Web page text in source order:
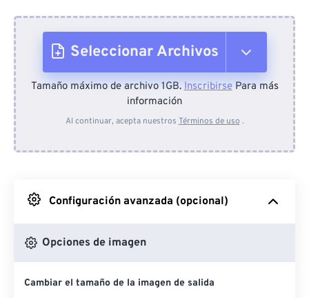
Seleccionar Archivos
Desde el dispositivo
Desde Google Drive
Desde OneDrive
Desde URL
Tamaño máximo de archivo 1GB.InscribirsePara más
información
Al continuar, acepta nuestros Términos de uso .
Configuración avanzada (opcional)
Opciones de imagen
Cambiar el tamaño de la imagen de salida